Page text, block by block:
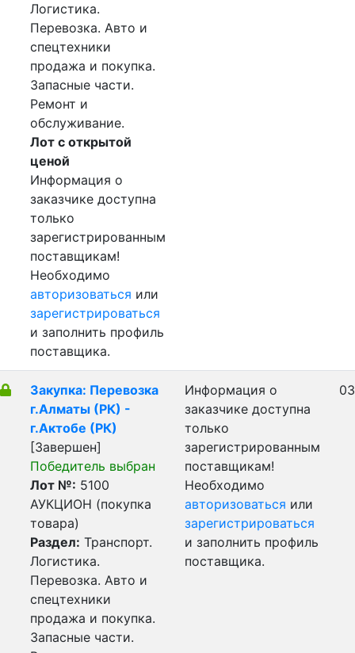
Логистика.
Перевозка. Авто и
спецтехники
продажа и покупка.
Запасные части.
Ремонт и
обслуживание.
Лот с открытой
ценой
Информация о
заказчике доступна
только
зарегистрированным
поставщикам!
Необходимо
авторизоваться или
зарегистрироваться
и заполнить профиль
поставщика.
Закупка: Перевозка
г.Алматы (РК) -
г.Актобе (РК)
[Завершен]
Победитель выбран
Лот №: 5100
АУКЦИОН (покупка
товара)
Раздел: Транспорт.
Логистика.
Перевозка. Авто и
спецтехники
продажа и покупка.
Запасные части.
Информация о
заказчике доступна
только
зарегистрированным
поставщикам!
Необходимо
авторизоваться или
зарегистрироваться
и заполнить профиль
поставщика.